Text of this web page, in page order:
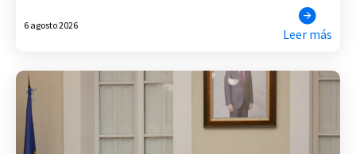
6 agosto 2026
Leer más